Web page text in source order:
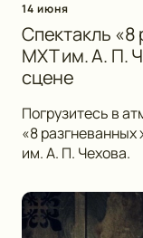
14 июня
Спектакль
МХТ им. А. П.
сцене
Погрузитесь в
«8
им. А. П. Чехова.